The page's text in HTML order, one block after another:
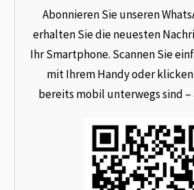
Abonnieren Sie unseren
erhalten Sie die neuesten
Ihr Smartphone. Scannen Sie
mit Ihrem Handy oder
bereits mobil unterwegs sind –